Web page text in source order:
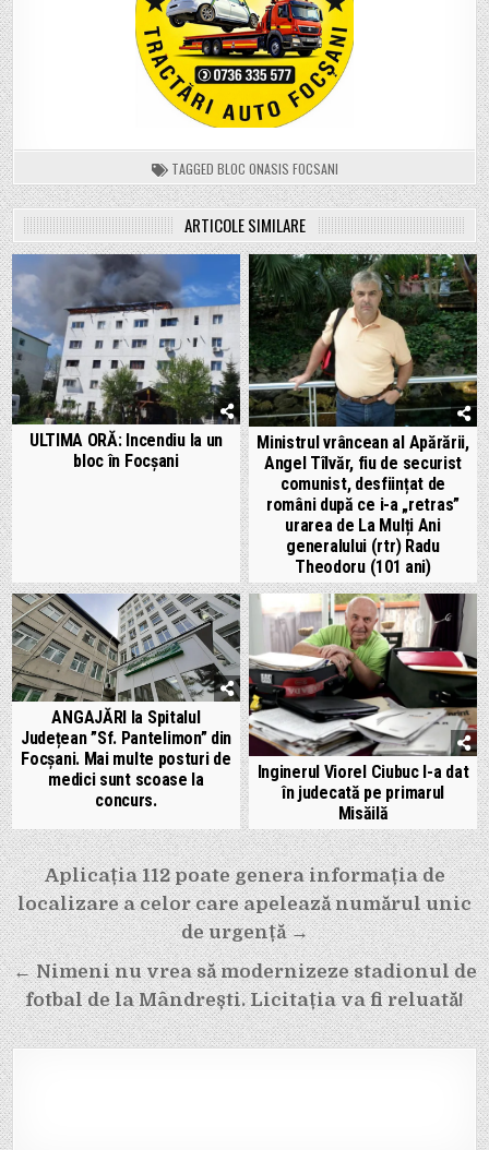
TAGGED BLOC ONASIS FOCSANI
ARTICOLE SIMILARE
ULTIMA ORĂ: Incendiu la un
bloc în Focșani
Ministrul vrâncean al Apărării,
Angel Tîlvăr, fiu de securist
comunist, desființat de
români după ce i-a „retras”
urarea de La Mulți Ani
generalului (rtr) Radu
Theodoru (101 ani)
ANGAJĂRI la Spitalul
Județean ”Sf. Pantelimon” din
Focșani. Mai multe posturi de
medici sunt scoase la
concurs.
Inginerul Viorel Ciubuc l-a dat
în judecată pe primarul
Misăilă
Navigare
în
articole
Aplicația 112 poate genera informația de
localizare a celor care apelează numărul unic
de urgență →
← Nimeni nu vrea să modernizeze stadionul de
fotbal de la Mândrești. Licitația va fi reluată!